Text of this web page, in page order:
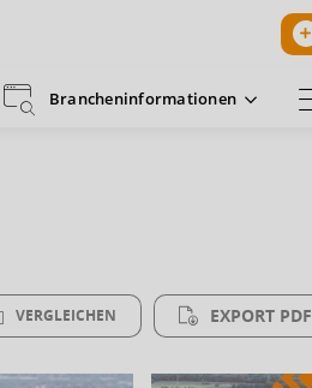
Brancheninformationen
VERGLEICHEN EXPORT PDF